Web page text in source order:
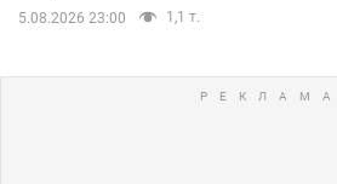
5.08.2026 23:00 1,1 т.